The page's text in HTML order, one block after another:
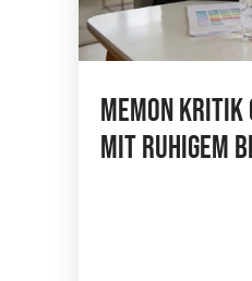
Memon Kritik
Mit Ruhigem